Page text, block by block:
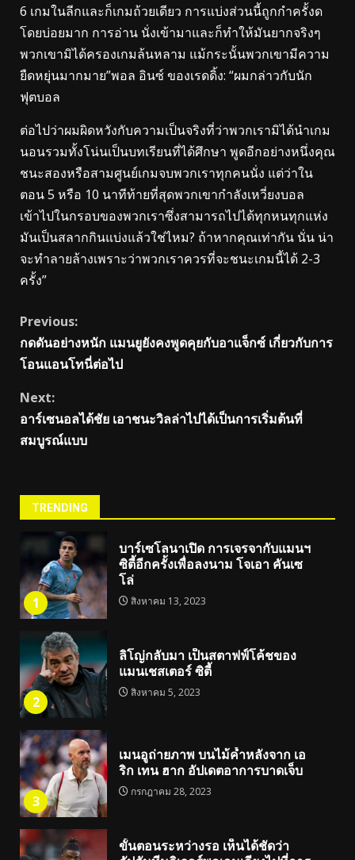
6 เกมในลีกและก็เกมถ้วยเดียว การแบ่งส่วนนี้ถูกกําครั้งด
โดยบ่อยมาก การอ่าน นั่งเข้ามาและก็ทําให้มันยากจริงๆ
พวกเขามิได้ครองเกมล้นหลาม แม้กระนั้นพวกเขามีความ
ยืดหยุ่นมากมาย”พอล อินซ์ ของเรดดิ้ง: “ผมกล่าวกับนัก
ฟุตบอล
ต่อไปว่าผมผิดหวังกับความเป็นจริงที่ว่าพวกเรามิได้นําเกม
นอนรวมทั้งโน่นเป็นบทเรียนที่ได้ศึกษา พูดอีกอย่างหนึ่งคุณ
ชนะสองหรือสามศูนย์เกมจบพวกเราทุกคนนั่ง แต่ว่าใน
ตอน 5 หรือ 10 นาทีท้ายที่สุดพวกเขากําลังเหวี่ยงบอล
เข้าไปในกรอบของพวกเราซึ่งสามารถไปได้ทุกหนทุกแห่ง
มันเป็นสลากกินแบ่งแล้วใช่ไหม? ถ้าหากคุณเท่ากัน นั่น น่า
จะทําลายล้างเพราะว่าพวกเราควรที่จะชนะเกมนี้ได้ 2-3
ครั้ง”
Continue
Reading
Previous:
กดดันอย่างหนัก แมนยูยังคงพูดคุยกับอาแจ็กซ์ เกี่ยวกับการ
โอนแอนโทนี่ต่อไป
Next:
อาร์เซนอลได้ชัย เอาชนะวิลล่าไปได้เป็นการเริ่มต้นที่
สมบูรณ์แบบ
TRENDING
1
บาร์เซโลนาเปิด การเจรจากับแมนฯ
ซิตี้อีกครั้งเพื่อลงนาม โจเอา คันเซ
โล่
สิงหาคม 13, 2023
2
ลิโญ่กลับมา เป็นสตาฟฟ์โค้ชของ
แมนเชสเตอร์ ซิตี้
สิงหาคม 5, 2023
3
เมนอูถ่ายภาพ บนไม้ค้ำหลังจาก เอ
ริก เทน ฮาก อัปเดตอาการบาดเจ็บ
กรกฎาคม 28, 2023
ขั้นตอนระหว่างรอ เห็นได้ชัดว่า